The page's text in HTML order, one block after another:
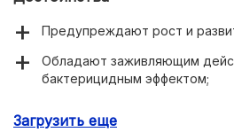
Предупреждают рост и
Обладают заживляющим
бактерицидным эффектом;
типа на каждом участке кожи.
Загрузить еще